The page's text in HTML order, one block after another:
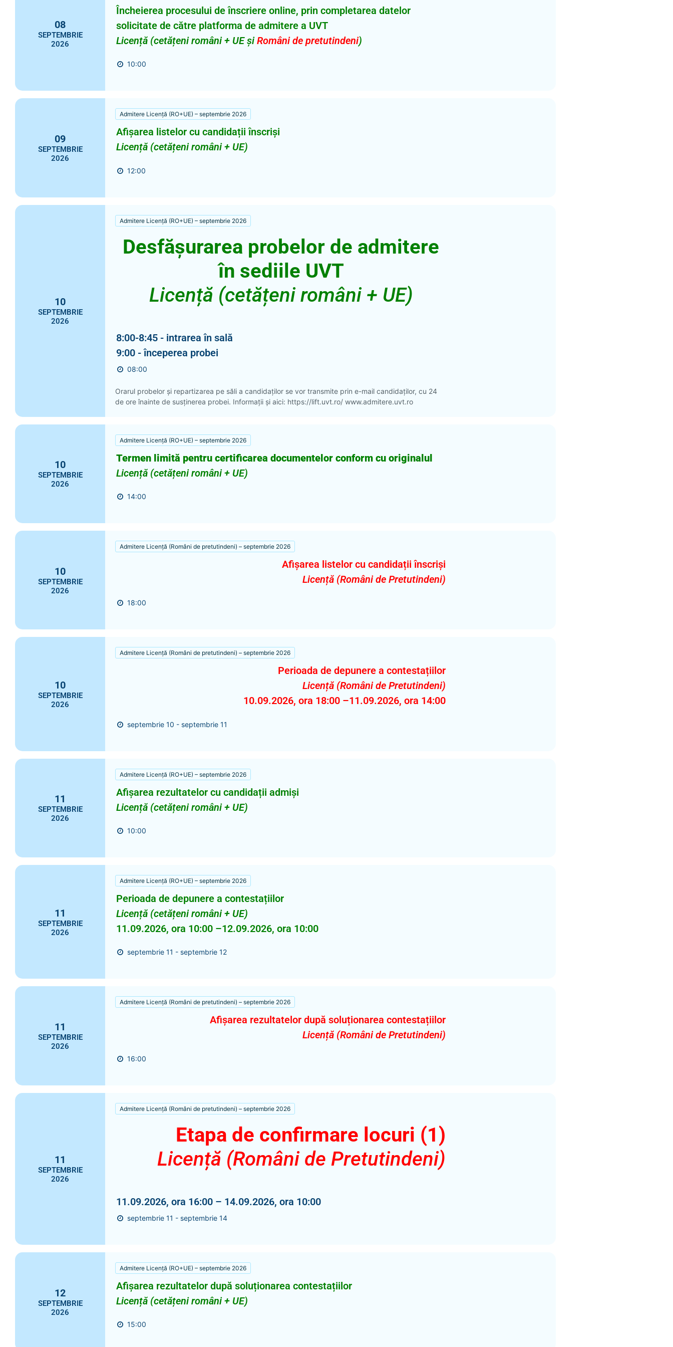
08
SEPTEMBRIE
2026
Încheierea procesului de înscriere online, prin completarea datelor
solicitate de către platforma de admitere a UVT
Licență (cetățeni români + UE șiRomâni de pretutindeni)
10:00
09
SEPTEMBRIE
2026
Admitere Licență (RO+UE) – septembrie 2026
Afișarea listelor cu candidații înscriși
Licență (cetățeni români + UE)
12:00
10
SEPTEMBRIE
2026
Admitere Licență (RO+UE) – septembrie 2026
Desfășurarea probelor de admitere
în sediile UVT
Licență (cetățeni români + UE)
8:00-8:45 - intrarea în sală
9:00 - începerea probei
08:00
Orarul probelor și repartizarea pe săli a candidaților se vor transmite prin e-mail candidaților, cu 24
de ore înainte de susținerea probei. Informații și aici: https://lift.uvt.ro/ www.admitere.uvt.ro
10
SEPTEMBRIE
2026
Admitere Licență (RO+UE) – septembrie 2026
Termen limită pentru certificarea documentelor conform cu originalul
Licență (cetățeni români + UE)
14:00
10
SEPTEMBRIE
2026
Admitere Licență (Români de pretutindeni) – septembrie 2026
Afișarea listelor cu candidații înscriși
Licență (Români de Pretutindeni)
18:00
10
SEPTEMBRIE
2026
Admitere Licență (Români de pretutindeni) – septembrie 2026
Perioada de depunere a contestațiilor
Licență (Români de Pretutindeni)
10.09.2026, ora 18:00 –11.09.2026, ora 14:00
septembrie 10 - septembrie 11
11
SEPTEMBRIE
2026
Admitere Licență (RO+UE) – septembrie 2026
Afișarea rezultatelor cu candidații admiși
Licență (cetățeni români + UE)
10:00
11
SEPTEMBRIE
2026
Admitere Licență (RO+UE) – septembrie 2026
Perioada de depunere a contestațiilor
Licență (cetățeni români + UE)
11.09.2026, ora 10:00 –12.09.2026, ora 10:00
septembrie 11 - septembrie 12
11
SEPTEMBRIE
2026
Admitere Licență (Români de pretutindeni) – septembrie 2026
Afișarea rezultatelor după soluționarea contestațiilor
Licență (Români de Pretutindeni)
16:00
11
SEPTEMBRIE
2026
Admitere Licență (Români de pretutindeni) – septembrie 2026
Etapa de confirmare locuri (1)
Licență (Români de Pretutindeni)
11.09.2026, ora 16:00 – 14.09.2026, ora 10:00
septembrie 11 - septembrie 14
12
SEPTEMBRIE
2026
Admitere Licență (RO+UE) – septembrie 2026
Afișarea rezultatelor după soluționarea contestațiilor
Licență (cetățeni români + UE)
15:00